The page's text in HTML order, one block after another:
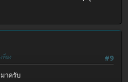
#9
ที่ยง
มาครับ